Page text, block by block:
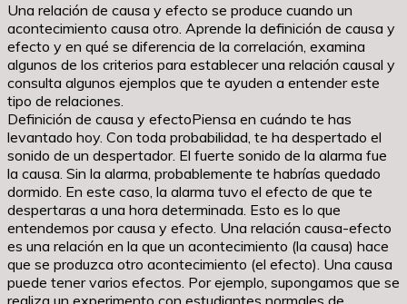
Una relación de causa y efecto se produce cuando un
acontecimiento causa otro. Aprende la definición de causa y
efecto y en qué se diferencia de la correlación, examina
algunos de los criterios para establecer una relación causal y
consulta algunos ejemplos que te ayuden a entender este
tipo de relaciones.
Definición de causa y efectoPiensa en cuándo te has
levantado hoy. Con toda probabilidad, te ha despertado el
sonido de un despertador. El fuerte sonido de la alarma fue
la causa. Sin la alarma, probablemente te habrías quedado
dormido. En este caso, la alarma tuvo el efecto de que te
despertaras a una hora determinada. Esto es lo que
entendemos por causa y efecto. Una relación causa-efecto
es una relación en la que un acontecimiento (la causa) hace
que se produzca otro acontecimiento (el efecto). Una causa
puede tener varios efectos. Por ejemplo, supongamos que se